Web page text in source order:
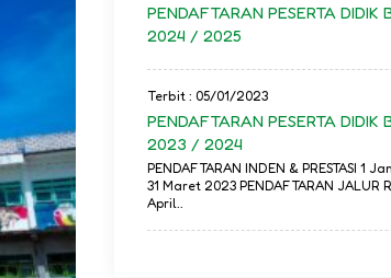
PENDAFTARAN PESERTA DIDIK
2024 / 2025
Terbit : 05/01/2023
PENDAFTARAN PESERTA DIDIK
2023 / 2024
PENDAFTARAN INDEN & PRESTASI 1
31 Maret 2023 PENDAFTARAN JALUR
April..